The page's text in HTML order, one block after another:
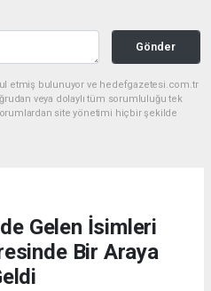
Gönder
etmiş bulunuyor ve hedefgazetesi.com.tr
veya dolaylı tüm sorumluluğu tek
site yönetimi hiçbir şekilde
Gelen İsimleri
Bir Araya